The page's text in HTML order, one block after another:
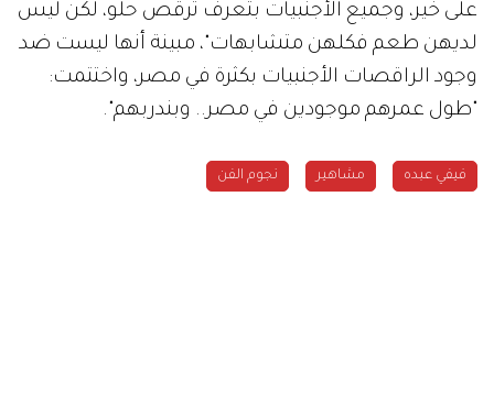
على خير، وجميع الأجنبيات بتعرف ترقص حلو، لكن ليس
لديهن طعم فكلهن متشابهات"، مبينة أنها ليست ضد
وجود الراقصات الأجنبيات بكثرة في مصر، واختتمت:
"طول عمرهم موجودين في مصر.. وبندربهم".
فيفي عبده مشاهير نجوم الفن